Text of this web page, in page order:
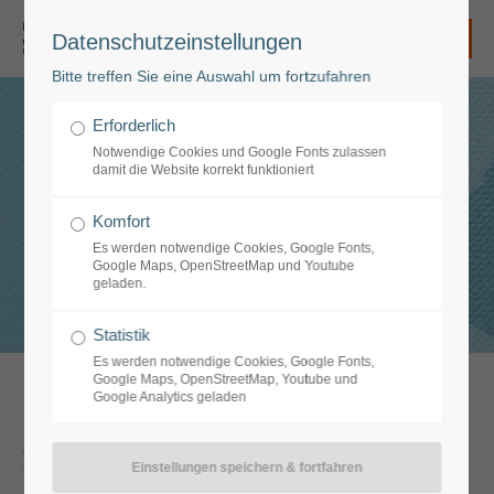
Anmelden
|Lost your password?
Leistungsübersicht
Bereiche
Datenschutzeinstellungen
Bitte treffen Sie eine Auswahl um fortzufahren
Erforderlich
Notwendige Cookies und Google Fonts zulassen
damit die Website korrekt funktioniert
Komfort
Es werden notwendige Cookies, Google Fonts,
Google Maps, OpenStreetMap und Youtube
geladen.
Statistik
Es werden notwendige Cookies, Google Fonts,
Google Maps, OpenStreetMap, Youtube und
Google Analytics geladen